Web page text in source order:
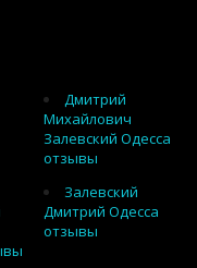
Дмитрий
Михайлович
Залевский Одесса
отзывы
Залевский
Дмитрий Одесса
отзывы